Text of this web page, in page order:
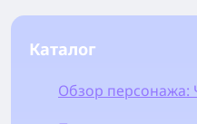
Каталог
Обзор персонажа: